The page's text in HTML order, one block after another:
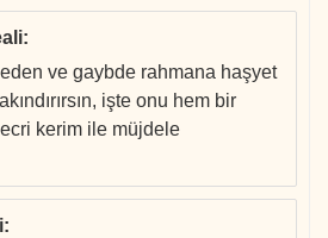
:
ve gaybde rahmana haşyet
işte onu hem bir
kerim ile müjdele
: